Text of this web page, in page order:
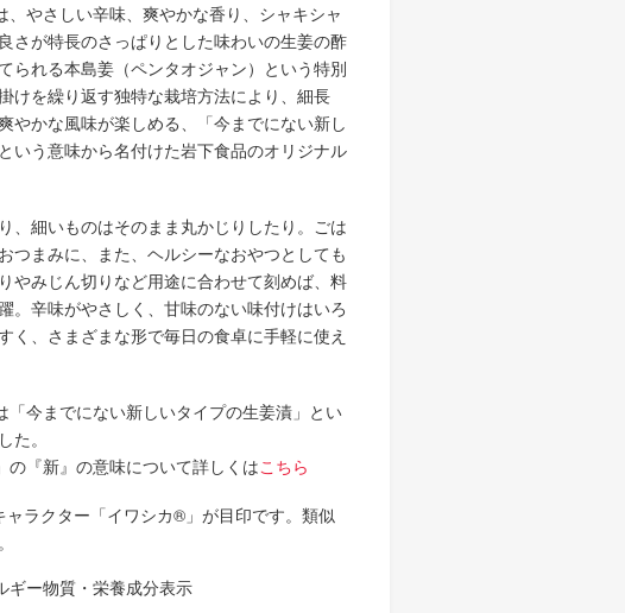
いつも新しい物語を 岩下の新生姜
岩下の新生姜 さっぱり＆ヘルシーレシピコ
ンテスト
、やさしい辛味、爽やかな香り、シャキシャ
さが特長のさっぱりとした味わいの生姜の酢
られる本島姜（ペンタオジャン）という特別
けを繰り返す独特な栽培方法により、細長
やかな風味が楽しめる、「今までにない新し
いう意味から名付けた岩下食品のオリジナル
、細いものはそのまま丸かじりしたり。ごは
つまみに、また、ヘルシーなおやつとしても
やみじん切りなど用途に合わせて刻めば、料
。辛味がやさしく、甘味のない味付けはいろ
く、さまざまな形で毎日の食卓に手軽に使え
「今までにない新しいタイプの生姜漬」とい
た。
『新』の意味について詳しくはこちら
ャラクター「イワシカ®」が目印です。類似
ギー物質・栄養成分表示